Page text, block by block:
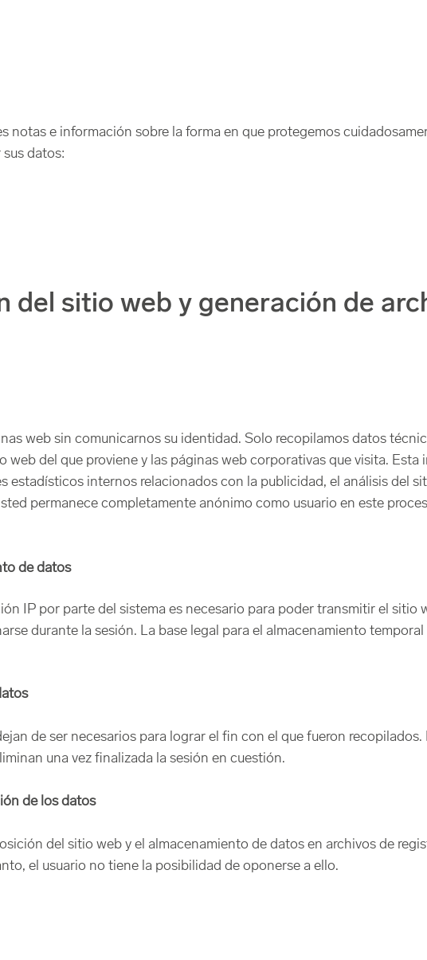
notas e información sobre la forma en que protegemos
datos:
del sitio web y generación de
web sin comunicarnos su identidad. Solo recopilamos datos
web del que proviene y las páginas web corporativas que visita. Esta
estadísticos internos relacionados con la publicidad, el análisis del
permanece completamente anónimo como usuario en este
de datos
IP por parte del sistema es necesario para poder transmitir el sitio
durante la sesión. La base legal para el almacenamiento
de ser necesarios para lograr el fin con el que fueron
una vez finalizada la sesión en cuestión.
de los datos
del sitio web y el almacenamiento de datos en archivos de
el usuario no tiene la posibilidad de oponerse a ello.